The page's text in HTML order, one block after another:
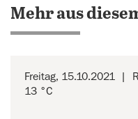
Mehr aus
Freitag, 15.10.2021
13 °C